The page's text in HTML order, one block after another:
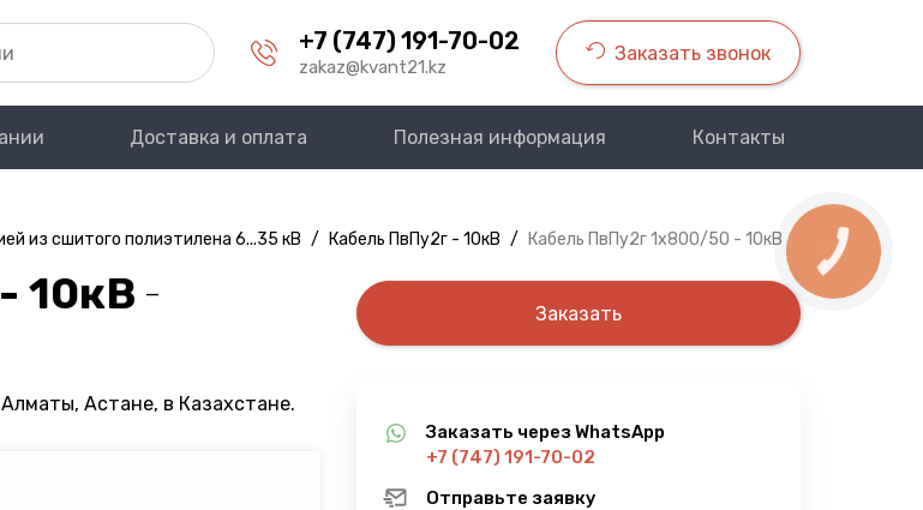
+7 (747) 191-70-02
zakaz@kvant21.kz
Заказать звонок
Доставка и оплата Полезная информация Контакты
из сшитого полиэтилена 6...35 кВ / Кабель ПвПу2г - 10кВ / Кабель ПвПу2г 1х800/50 - 10кВ
10кВ —
Астане, в Казахстане.
Заказать
Заказать через WhatsApp
+7 (747) 191-70-02
Отправьте заявку
КНОПКА
СВЯЗИ